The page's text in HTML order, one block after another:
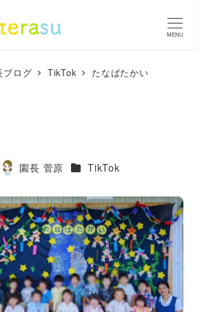
MENU
ブログ TikTok たなばたかい
著
園長 菅原 カテゴリー
TikTok